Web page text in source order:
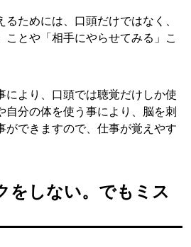
ためには、口頭だけではなく、
ことや「相手にやらせてみる」こ
により、口頭では聴覚だけしか使
自分の体を使う事により、脳を刺
ができますので、仕事が覚えやす
をしない。でもミス